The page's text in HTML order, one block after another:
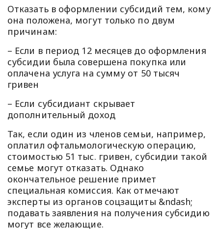
Отказать в оформлении субсидий тем, кому
она положена, могут только по двум
причинам:
– Если в период 12 месяцев до оформления
субсидии была совершена покупка или
оплачена услуга на сумму от 50 тысяч
гривен
– Если субсидиант скрывает
дополнительный доход
Так, если один из членов семьи, например,
оплатил офтальмологическую операцию,
стоимостью 51 тыс. гривен, субсидии такой
семье могут отказать. Однако
окончательное решение примет
специальная комиссия. Как отмечают
эксперты из органов соцзащиты &ndash;
подавать заявления на получения субсидию
могут все желающие.